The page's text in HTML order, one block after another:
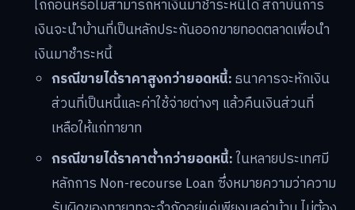
ไถ่ถอนหรือไม่สามารถหาเงินมาชำระหนี้ได้ สถาบันการ
เงินจะนำบ้านที่เป็นหลักประกันออกขายทอดตลาดเพื่อนำ
เงินมาชำระหนี้
กรณีขายได้ราคาสูงกว่ายอดหนี้:ธนาคารจะหักเงิน
ส่วนที่เป็นหนี้และค่าใช้จ่ายต่างๆ แล้วคืนเงินส่วนที่
เหลือให้แก่ทายาท
กรณีขายได้ราคาต่ำกว่ายอดหนี้:ในหลายประเทศมี
หลักการ Non-recourse Loan ซึ่งหมายความว่าความ